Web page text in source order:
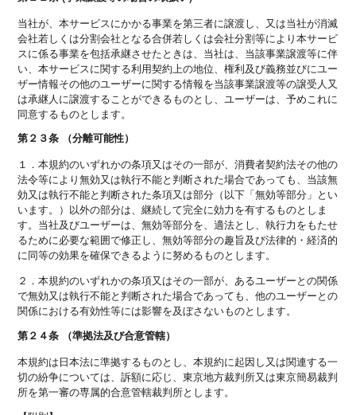
当社が、本サービスにかかる事業を第三者に譲渡し、又は当社が消滅
会社若しくは分割会社となる合併若しくは会社分割等により本サービ
スに係る事業を包括承継させたときは、当社は、当該事業譲渡等に伴
い、本サービスに関する利用契約上の地位、権利及び義務並びにユー
ザー情報その他のユーザーに関する情報を当該事業譲渡等の譲受人又
は承継人に譲渡することができるものとし、ユーザーは、予めこれに
同意するものとします。
第２３条 （分離可能性）
１．本規約のいずれかの条項又はその一部が、消費者契約法その他の
法令等により無効又は執行不能と判断された場合であっても、当該無
効又は執行不能と判断された条項又は部分（以下「無効等部分」とい
います。）以外の部分は、継続して完全に効力を有するものとしま
す。当社及びユーザーは、無効等部分を、適法とし、執行力をもたせ
るために必要な範囲で修正し、無効等部分の趣旨及び法律的・経済的
に同等の効果を確保できるように努めるものとします。
２．本規約のいずれかの条項又はその一部が、あるユーザーとの関係
で無効又は執行不能と判断された場合であっても、他のユーザーとの
関係における有効性等には影響を及ぼさないものとします。
第２４条 （準拠法及び合意管轄）
本規約は日本法に準拠するものとし、本規約に起因し又は関連する一
切の紛争については、訴額に応じ、東京地方裁判所又は東京簡易裁判
所を第一審の専属的合意管轄裁判所とします。